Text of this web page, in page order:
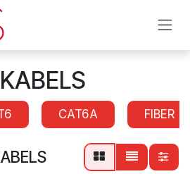
CAT6A FIBER